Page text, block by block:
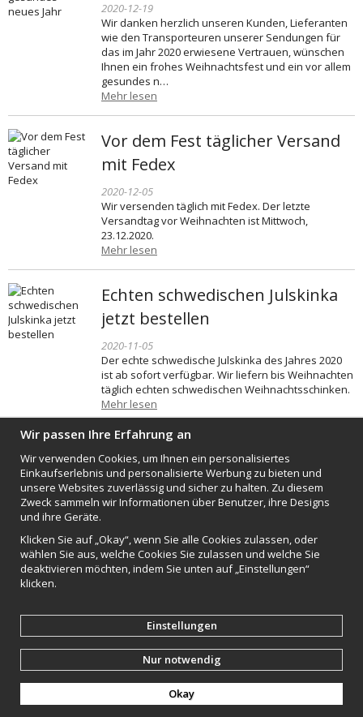
2020-12-19
Wir danken herzlich unseren Kunden, Lieferanten
wie den Transporteuren unserer Sendungen für
das im Jahr 2020 erwiesene Vertrauen, wünschen
Ihnen ein frohes Weihnachtsfest und ein vor allem
gesundes n…
Mehr lesen
Vor dem Fest täglicher Versand
mit Fedex
2020-12-05
Wir versenden täglich mit Fedex. Der letzte
Versandtag vor Weihnachten ist Mittwoch,
23.12.2020.
Mehr lesen
Echten schwedischen Julskinka
jetzt bestellen
2020-11-05
Der echte schwedische Julskinka des Jahres 2020
ist ab sofort verfügbar. Wir liefern bis Weihnachten
täglich echten schwedischen Weihnachtsschinken.
Mehr lesen
Täglich am Montag von heute
bis 31.März
2020-10-05
direkt aus Schweden. Bei uns finden Sie
Schwedens schönste Lebensmittel. Neben Lachs
und Rentierflei…
Die Lachs und Rentierfleisch
beginnt bald
2020-09-19
Die Lachs und Rentiefleisch Saison beginnt am
Wir passen Ihre Erfahrung an
Wir verwenden Cookies, um Ihnen ein personalisiertes
Einkaufserlebnis und personalisierte Werbung zu bieten und
unsere Websites zuverlässig und sicher zu halten. Zu diesem
Zweck sammeln wir Informationen über Benutzer, ihre Designs
und ihre Geräte.
Klicken Sie auf „Okay“, wenn Sie alle Cookies zulassen, oder
wählen Sie aus, welche Cookies Sie zulassen und welche Sie
deaktivieren möchten, indem Sie unten auf „Einstellungen“
klicken.
Einstellungen
Nur notwendig
Okay